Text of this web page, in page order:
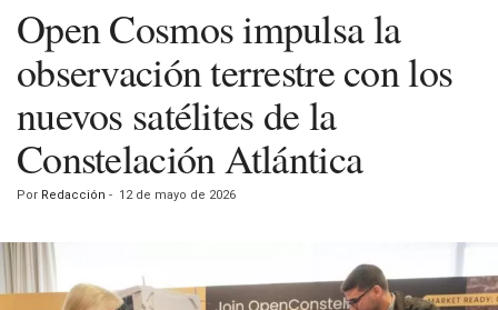
Open Cosmos impulsa la
observación terrestre con los
nuevos satélites de la
Constelación Atlántica
Por Redacción - 12 de mayo de 2026